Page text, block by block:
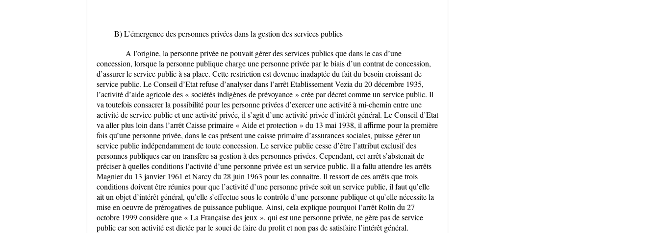
B) L’émergence des personnes privées dans la gestion des services publics
A l’origine, la personne privée ne pouvait gérer des services publics que dans le cas d’une
concession, lorsque la personne publique charge une personne privée par le biais d’un contrat de concession,
d’assurer le service public à sa place. Cette restriction est devenue inadaptée du fait du besoin croissant de
service public. Le Conseil d’Etat refuse d’analyser dans l’arrêt Etablissement Vezia du 20 décembre 1935,
l’activité d’aide agricole des « sociétés indigènes de prévoyance » crée par décret comme un service public. Il
va toutefois consacrer la possibilité pour les personne privées d’exercer une activité à mi-chemin entre une
activité de service public et une activité privée, il s’agit d’une activité privée d’intérêt général. Le Conseil d’Etat
va aller plus loin dans l’arrêt Caisse primaire « Aide et protection » du 13 mai 1938, il affirme pour la première
fois qu’une personne privée, dans le cas présent une caisse primaire d’assurances sociales, puisse gérer un
service public indépendamment de toute concession. Le service public cesse d’être l’attribut exclusif des
personnes publiques car on transfère sa gestion à des personnes privées. Cependant, cet arrêt s’abstenait de
préciser à quelles conditions l’activité d’une personne privée est un service public. Il a fallu attendre les arrêts
Magnier du 13 janvier 1961 et Narcy du 28 juin 1963 pour les connaitre. Il ressort de ces arrêts que trois
conditions doivent être réunies pour que l’activité d’une personne privée soit un service public, il faut qu’elle
ait un objet d’intérêt général, qu’elle s’effectue sous le contrôle d’une personne publique et qu’elle nécessite la
mise en oeuvre de prérogatives de puissance publique. Ainsi, cela explique pourquoi l’arrêt Rolin du 27
octobre 1999 considère que « La Française des jeux », qui est une personne privée, ne gère pas de service
public car son activité est dictée par le souci de faire du profit et non pas de satisfaire l’intérêt général.